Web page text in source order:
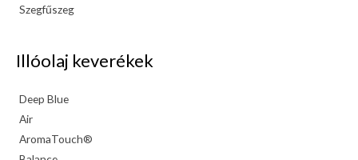
Szegfűszeg
Illóolaj keverékek
Deep Blue
Air
AromaTouch®